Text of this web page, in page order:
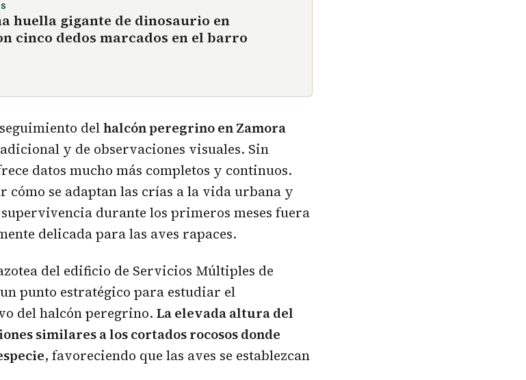
huella gigante de dinosaurio en
cinco dedos marcados en el barro
delhalcón peregrino en Zamora
y de observaciones visuales. Sin
datos mucho más completos y continuos.
cómo se adaptan las crías a la vida urbana y
durante los primeros meses fuera
delicada para las aves rapaces.
del edificio de Servicios Múltiples de
punto estratégico para estudiar el
del halcón peregrino. La elevada altura del
similares a los cortados rocosos donde
, favoreciendo que las aves se establezcan